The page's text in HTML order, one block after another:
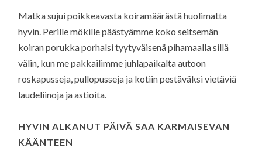
Matka sujui poikkeavasta koiramäärästä huolimatta
hyvin. Perille mökille päästyämme koko seitsemän
koiran porukka porhalsi tyytyväisenä pihamaalla sillä
välin, kun me pakkailimme juhlapaikalta autoon
roskapusseja, pullopusseja ja kotiin pestäväksi vietäviä
laudeliinoja ja astioita.
HYVIN ALKANUT PÄIVÄ SAA KARMAISEVAN
KÄÄNTEEN